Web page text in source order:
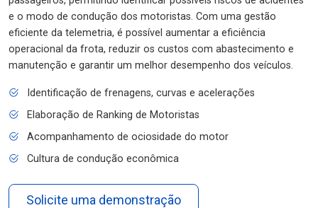
e o modo de condução dos motoristas. Com uma gestão
eficiente da telemetria, é possível aumentar a eficiência
operacional da frota, reduzir os custos com abastecimento e
manutenção e garantir um melhor desempenho dos veículos.
Identificação de frenagens, curvas e acelerações
Elaboração de Ranking de Motoristas
Acompanhamento de ociosidade do motor
Cultura de condução econômica
Solicite uma demonstração